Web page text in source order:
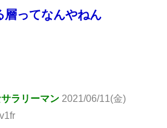
層ってなんやねん
ラリーマン 2021/06/11(金)